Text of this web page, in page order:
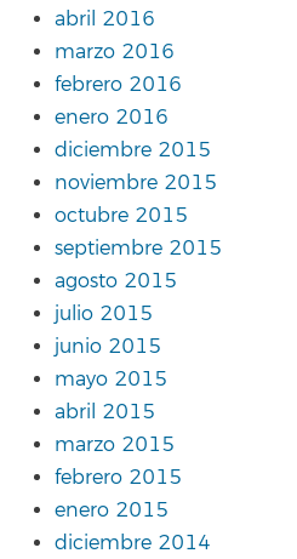
abril 2016
marzo 2016
febrero 2016
enero 2016
diciembre 2015
noviembre 2015
octubre 2015
septiembre 2015
agosto 2015
julio 2015
junio 2015
mayo 2015
abril 2015
marzo 2015
febrero 2015
enero 2015
diciembre 2014